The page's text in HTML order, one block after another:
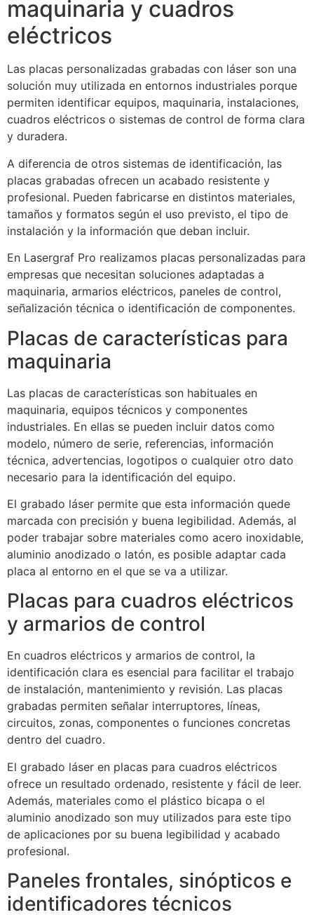
maquinaria y cuadros
eléctricos
Las placas personalizadas grabadas con láser son una
solución muy utilizada en entornos industriales porque
permiten identificar equipos, maquinaria, instalaciones,
cuadros eléctricos o sistemas de control de forma clara
y duradera.
A diferencia de otros sistemas de identificación, las
placas grabadas ofrecen un acabado resistente y
profesional. Pueden fabricarse en distintos materiales,
tamaños y formatos según el uso previsto, el tipo de
instalación y la información que deban incluir.
En Lasergraf Pro realizamos placas personalizadas para
empresas que necesitan soluciones adaptadas a
maquinaria, armarios eléctricos, paneles de control,
señalización técnica o identificación de componentes.
Placas de características para
maquinaria
Las placas de características son habituales en
maquinaria, equipos técnicos y componentes
industriales. En ellas se pueden incluir datos como
modelo, número de serie, referencias, información
técnica, advertencias, logotipos o cualquier otro dato
necesario para la identificación del equipo.
El grabado láser permite que esta información quede
marcada con precisión y buena legibilidad. Además, al
poder trabajar sobre materiales como acero inoxidable,
aluminio anodizado o latón, es posible adaptar cada
placa al entorno en el que se va a utilizar.
Placas para cuadros eléctricos
y armarios de control
En cuadros eléctricos y armarios de control, la
identificación clara es esencial para facilitar el trabajo
de instalación, mantenimiento y revisión. Las placas
grabadas permiten señalar interruptores, líneas,
circuitos, zonas, componentes o funciones concretas
dentro del cuadro.
El grabado láser en placas para cuadros eléctricos
ofrece un resultado ordenado, resistente y fácil de leer.
Además, materiales como el plástico bicapa o el
aluminio anodizado son muy utilizados para este tipo
de aplicaciones por su buena legibilidad y acabado
profesional.
Paneles frontales, sinópticos e
identificadores técnicos